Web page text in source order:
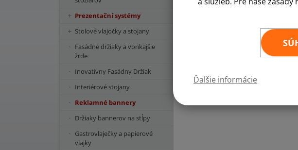
Ďalšie informácie
Prezentační systémy
Stolové vlajočky a stojany
Fasádne držiaky a vonkajšie
žrde
Inovatívny Fasádny Držiak
Interiérové stojany
Reklamné bannery
Držiaky bannerov na stĺpy
Gastrovlaječky a papierové
vlajky